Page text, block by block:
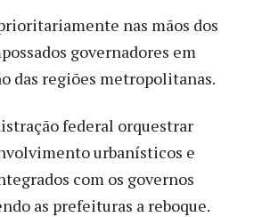
nas mãos dos
governadores em
das regiões metropolitanas.
federal orquestrar
urbanísticos e
com os governos
as prefeituras a reboque.